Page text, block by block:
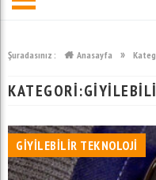
Şuradasınız : Anasayfa »
GIYILEBILIR TEKNOLOJI